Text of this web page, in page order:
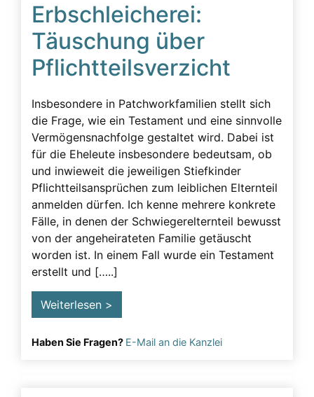
Erbschleicherei:
Täuschung über
Pflichtteilsverzicht
Insbesondere in Patchworkfamilien stellt sich
die Frage, wie ein Testament und eine sinnvolle
Vermögensnachfolge gestaltet wird. Dabei ist
für die Eheleute insbesondere bedeutsam, ob
und inwieweit die jeweiligen Stiefkinder
Pflichtteilsansprüchen zum leiblichen Elternteil
anmelden dürfen. Ich kenne mehrere konkrete
Fälle, in denen der Schwiegerelternteil bewusst
von der angeheirateten Familie getäuscht
worden ist. In einem Fall wurde ein Testament
erstellt und […..]
Weiterlesen >
Haben Sie Fragen? E-Mail an die Kanzlei